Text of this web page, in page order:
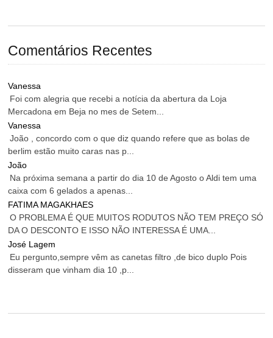
Comentários Recentes
Vanessa
Foi com alegria que recebi a notícia da abertura da Loja
Mercadona em Beja no mes de Setem...
Vanessa
João , concordo com o que diz quando refere que as bolas de
berlim estão muito caras nas p...
João
Na próxima semana a partir do dia 10 de Agosto o Aldi tem uma
caixa com 6 gelados a apenas...
FATIMA MAGAKHAES
O PROBLEMA É QUE MUITOS RODUTOS NÃO TEM PREÇO SÓ
DA O DESCONTO E ISSO NÃO INTERESSA É UMA...
José Lagem
Eu pergunto,sempre vêm as canetas filtro ,de bico duplo Pois
disseram que vinham dia 10 ,p...